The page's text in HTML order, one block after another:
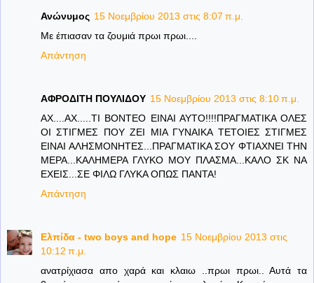
Ανώνυμος 15 Νοεμβρίου 2013 στις 8:07 π.μ.
Με έπιασαν τα ζουμιά πρωι πρωι....
Απάντηση
ΑΦΡΟΔΙΤΗ ΠΟΥΛΙΔΟΥ 15 Νοεμβρίου 2013 στις 8:10 π.μ.
ΑΧ....ΑΧ.....ΤΙ ΒΟΝΤΕΟ ΕΙΝΑΙ ΑΥΤΟ!!!!ΠΡΑΓΜΑΤΙΚΑ ΟΛΕΣ
ΟΙ ΣΤΙΓΜΕΣ ΠΟΥ ΖΕΙ ΜΙΑ ΓΥΝΑΙΚΑ ΤΕΤΟΙΕΣ ΣΤΙΓΜΕΣ
ΕΙΝΑΙ ΑΛΗΣΜΟΝΗΤΕΣ...ΠΡΑΓΜΑΤΙΚΑ ΣΟΥ ΦΤΙΑΧΝΕΙ ΤΗΝ
ΜΕΡΑ...ΚΑΛΗΜΕΡΑ ΓΛΥΚΟ ΜΟΥ ΠΛΑΣΜΑ...ΚΑΛΟ ΣΚ ΝΑ
ΕΧΕΙΣ...ΣΕ ΦΙΛΩ ΓΛΥΚΑ ΟΠΩΣ ΠΑΝΤΑ!
Απάντηση
Ελπίδα - two boys and hope 15 Νοεμβρίου 2013 στις
10:12 π.μ.
ανατρίχιασα απο χαρά και κλαιω ..πρωι πρωι.. Αυτά τα